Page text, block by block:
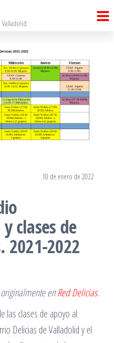
10 de enero de 2022
clases de
2021-2022
enRed Delicias.
las clases de apoyo al
Delicias de Valladolid y el